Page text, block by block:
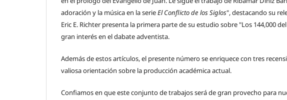
adoración y la música en la serieEl Conflicto de los Siglos", destacando su
Eric E. Richter presenta la primera parte de su estudio sobre "Los 144,000
gran interés en el dabate adventista.
Además de estos artículos, el presente número se enriquece con tres
valiosa orientación sobre la producción académica actual.
Confiamos en que este conjunto de trabajos será de gran provecho para